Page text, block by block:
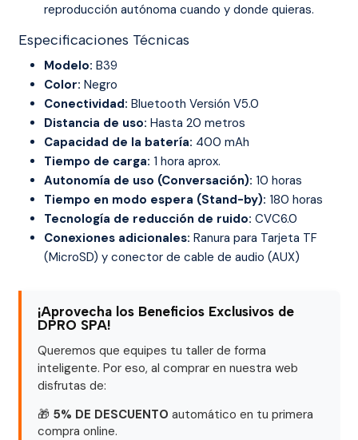
reproducción autónoma cuando y donde quieras.
Especificaciones Técnicas
Modelo: B39
Color: Negro
Conectividad: Bluetooth Versión V5.0
Distancia de uso: Hasta 20 metros
Capacidad de la batería: 400 mAh
Tiempo de carga: 1 hora aprox.
Autonomía de uso (Conversación): 10 horas
Tiempo en modo espera (Stand-by): 180 horas
Tecnología de reducción de ruido: CVC6.0
Conexiones adicionales: Ranura para Tarjeta TF
(MicroSD) y conector de cable de audio (AUX)
¡Aprovecha los Beneficios Exclusivos de
DPRO SPA!
Queremos que equipes tu taller de forma
inteligente. Por eso, al comprar en nuestra web
disfrutas de:
🎁 5% DE DESCUENTO automático en tu primera
compra online.